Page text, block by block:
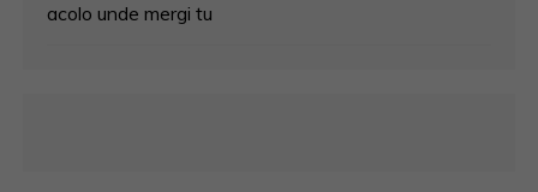
acolo unde mergi tu